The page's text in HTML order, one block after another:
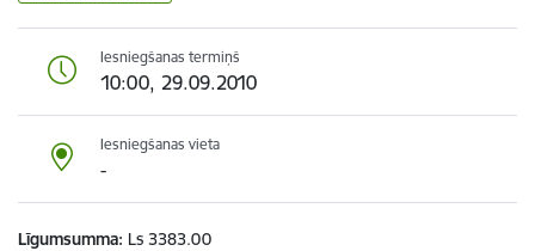
Iesniegšanas termiņš
10:00, 29.09.2010
Iesniegšanas vieta
-
Līgumsumma Ls 3383.00